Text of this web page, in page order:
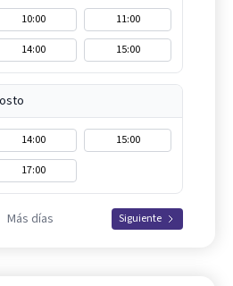
10:00
11:00
14:00 15:00
14:00
15:00
17:00
Más días Siguiente